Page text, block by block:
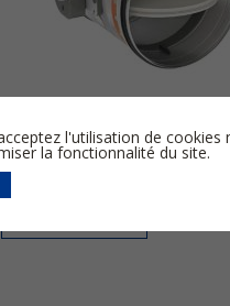
Section nette optimale et perte de
minimale
l'utilisation de
la fonctionnalité du site.